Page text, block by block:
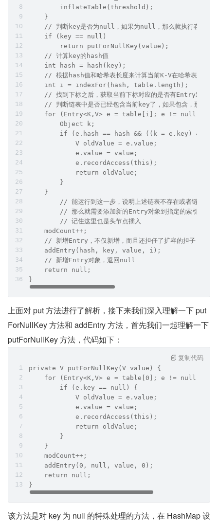
        inflateTable(threshold);
    }
// 判断key是否为null，如果为null，那么就执行存储
    if (key == null)
        return putForNullKey(value);
    // 计算key的hash值
    int hash = hash(key);
// 根据hash值和哈希表长度来计算当前K-V在哈希表中的索
    int i = indexFor(hash, table.length);
// 找到下标之后，获取当前下标对应的是否有Entry对象，
// 判断链表中是否已经包含当前key了，如果包含，那么就
for (Entry<K,V> e = table[i]; e != null; e =
        Object k;
if (e.hash == hash && ((k = e.key) ==
            V oldValue = e.value;
            e.value = value;
            e.recordAccess(this);
            return oldValue;
        }
    }
// 能运行到这一步，说明上述链表不存在或者链表中
// 那么就需要添加新的Entry对象到指定的索引位置i
	// 记住这里也是头节点插入
    modCount++;
// 新增Entry，不仅新增，而且还担任了扩容的担子，后续
    addEntry(hash, key, value, i);
    // 新增Entry对象，返回null
    return null;
}
上面对 put 方法进行了解析，接下来我们深入理解一下 put
ForNullKey 方法和 addEntry 方法，首先我们一起理解一下
putForNullKey 方法，代码如下：
private V putForNullKey(V value) {
for (Entry<K,V> e = table[0]; e != null; e =
        if (e.key == null) {
            V oldValue = e.value;
            e.value = value;
            e.recordAccess(this);
            return oldValue;
        }
    }
    modCount++;
    addEntry(0, null, value, 0);
    return null;
}
复制代码
该方法是对 key 为 null 的特殊处理的方法，在 HashMap 设